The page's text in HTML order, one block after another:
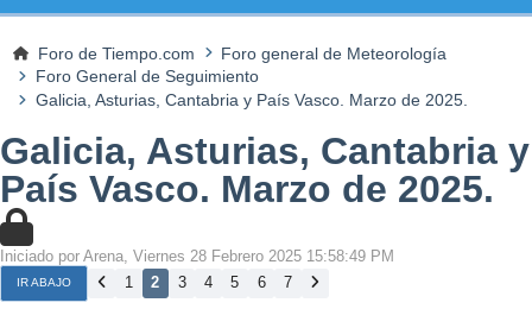
Foro de Tiempo.com
Foro general de Meteorología
Foro General de Seguimiento
Galicia, Asturias, Cantabria y País Vasco. Marzo de 2025.
Galicia, Asturias, Cantabria y
País Vasco. Marzo de 2025.
Iniciado por Arena, Viernes 28 Febrero 2025 15:58:49 PM
IR ABAJO 1 2 3 4 5 6 7